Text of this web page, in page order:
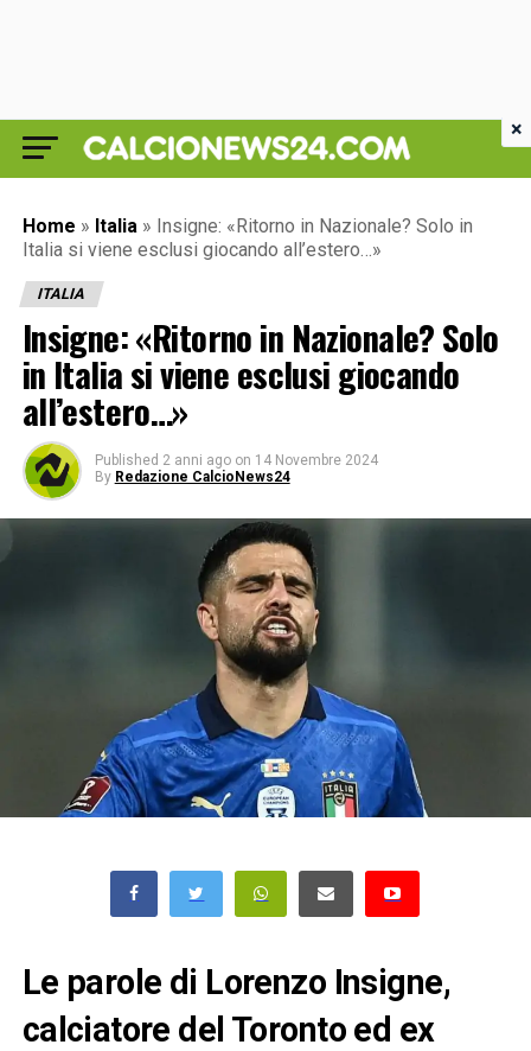
Home » Italia » Insigne: «Ritorno in Nazionale? Solo in
Italia si viene esclusi giocando all’estero…»
ITALIA
Insigne: «Ritorno in Nazionale? Solo
in Italia si viene esclusi giocando
all’estero…»
Published 2 anni ago on 14 Novembre 2024
By Redazione CalcioNews24
Le parole di Lorenzo Insigne,
calciatore del Toronto ed ex
×